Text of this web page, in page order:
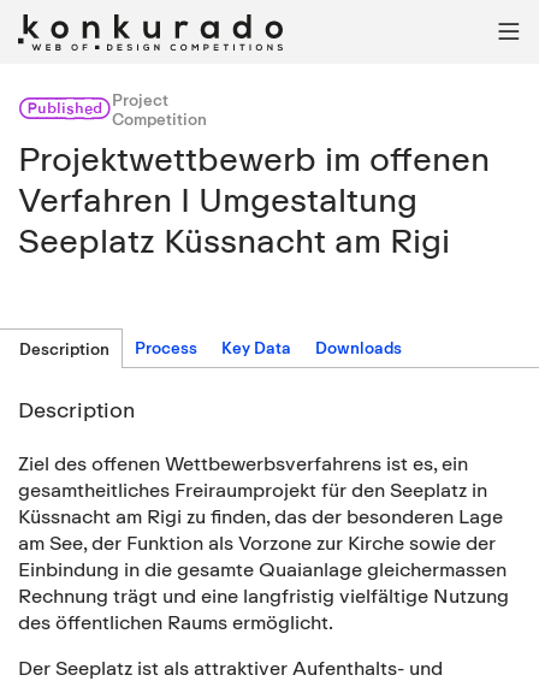

PublishedProject
Competition
Projektwettbewerb im offenen
Verfahren I Umgestaltung
Seeplatz Küssnacht am Rigi
Description Process Key Data Downloads
Description
Ziel des offenen Wettbewerbsverfahrens ist es, ein
gesamtheitliches Freiraumprojekt für den Seeplatz in
Küssnacht am Rigi zu finden, das der besonderen Lage
am See, der Funktion als Vorzone zur Kirche sowie der
Einbindung in die gesamte Quaianlage gleichermassen
Rechnung trägt und eine langfristig vielfältige Nutzung
des öffentlichen Raums ermöglicht.
Der Seeplatz ist als attraktiver Aufenthalts- und